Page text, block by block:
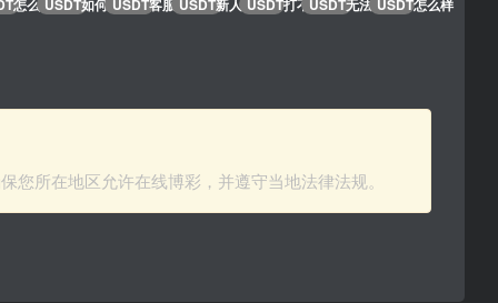
怎么充值USDT如何提现USDT客服电话USDT新人优惠USDT打不开USDT无法登录USDT怎么样
所在地区允许在线博彩，并遵守当地法律法规。